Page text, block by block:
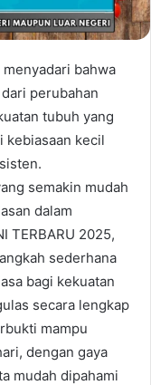
bahwa
perubahan
tubuh yang
kebiasaan kecil
semakin mudah
dalam
TERBARU 2025,
sederhana
bagi kekuatan
secara lengkap
mampu
dengan gaya
mudah dipahami